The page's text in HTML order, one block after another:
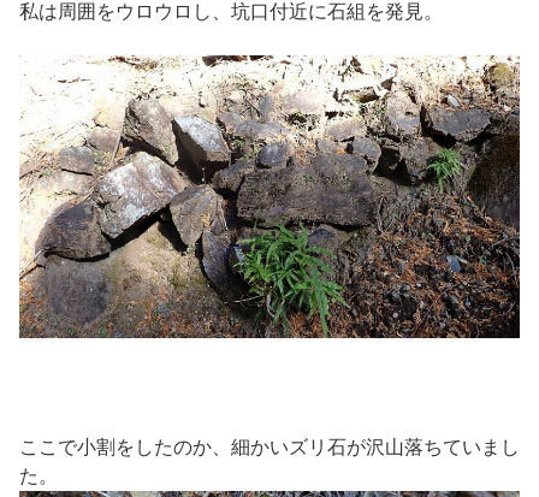
私は周囲をウロウロし、坑口付近に石組を発見。
ここで小割をしたのか、細かいズリ石が沢山落ちていまし
た。